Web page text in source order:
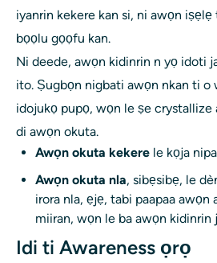
iyanrin kekere kan si, ni awọn
bọọlu gọọfu kan.
Ni deede, awọn kidinrin n yọ idoti
ito. Ṣugbọn nigbati awọn nkan ti o
idojukọ pupọ, wọn le ṣe crystallize
di awọn okuta.
Awọn okuta kekere le kọja
Awọn okuta nla, sibẹsibẹ, le
irora nla, ẹjẹ, tabi paapaa awọn
miiran, wọn le ba awọn kidinrin
Idi ti Awareness ọrọ